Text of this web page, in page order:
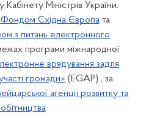
Кабінету Міністрів України.
Фондом Східна Європата
з питань електронного
програми міжнародної
врядування задля
громади» (EGAP) , за
агенції розвитку та